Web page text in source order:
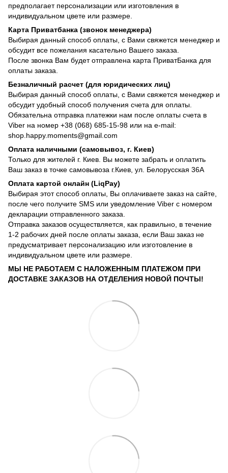
предполагает персонализации или изготовления в
индивидуальном цвете или размере.
Карта Приватбанка (звонок менеджера)
Выбирая данный способ оплаты, с Вами свяжется менеджер и
обсудит все пожелания касательно Вашего заказа.
После звонка Вам будет отправлена карта ПриватБанка для
оплаты заказа.
Безналичный расчет (для юридических лиц)
Выбирая данный способ оплаты, с Вами свяжется менеджер и
обсудит удобный способ получения счета для оплаты.
Обязательна отправка платежки нам после оплаты счета в
Viber на номер +38 (068) 685-15-98 или на e-mail:
shop.happy.moments@gmail.com
Оплата наличными (самовывоз, г. Киев)
Только для жителей г. Киев. Вы можете забрать и оплатить
Ваш заказ в точке самовывоза г.Киев, ул. Белорусская 36А
Оплата картой онлайн (LiqPay)
Выбирая этот способ оплаты, Вы оплачиваете заказ на сайте,
после чего получите SMS или уведомление Viber с номером
декларации отправленного заказа.
Отправка заказов осуществляется, как правильно, в течение
1-2 рабочих дней после оплаты заказа, если Ваш заказ не
предусматривает персонализацию или изготовление в
индивидуальном цвете или размере.
МЫ НЕ РАБОТАЕМ С НАЛОЖЕННЫМ ПЛАТЕЖОМ ПРИ
ДОСТАВКЕ ЗАКАЗОВ НА ОТДЕЛЕНИЯ НОВОЙ ПОЧТЫ!